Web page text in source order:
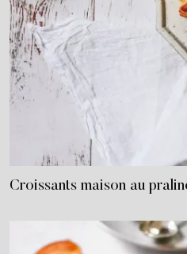
Croissants maison au